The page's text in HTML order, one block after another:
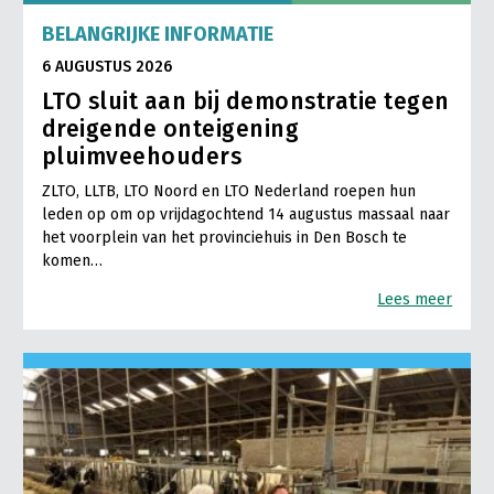
LTO Nederland
Mensen
Bestuur en Directie
Medewerkers
Vakgroepbestuurders
Jaarverslag 2023
Vacatures
Pers
Contact
BELANGRIJKE INFORMATIE
6 AUGUSTUS 2026
LTO sluit aan bij demonstratie tegen
dreigende onteigening
pluimveehouders
ZLTO, LLTB, LTO Noord en LTO Nederland roepen hun
leden op om op vrijdagochtend 14 augustus massaal naar
het voorplein van het provinciehuis in Den Bosch te
komen…
Lees meer